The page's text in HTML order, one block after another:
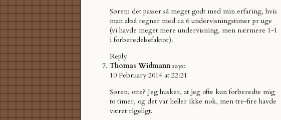
Søren: det passer så meget godt med min erfaring, hvis
man altså regner med ca 6 undervisningstimer pr uge
(vi havde meget mere undervisning, men nærmere 1-1
i forberedelsefaktor).
Reply
Thomas Widmann says:
10 February 2014 at 22:21
Søren, otte? Jeg husker, at jeg ofte kun forberedte mig
to timer, og det var heller ikke nok, men tre-fire havde
været rigeligt.